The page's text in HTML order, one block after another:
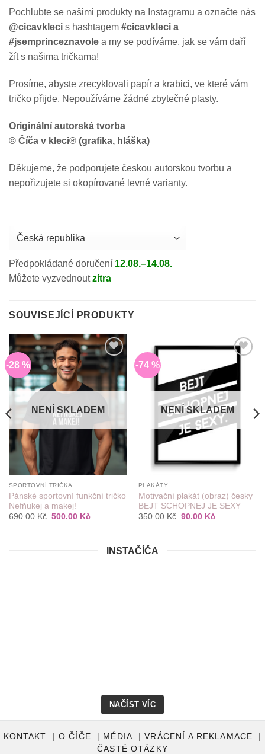
Pochlubte se našimi produkty na Instagramu a označte nás
@cicavkleci s hashtagem #cicavkleci a
#jsemprinceznavole a my se podíváme, jak se vám daří
žít s našima tričkama!
Prosíme, abyste zrecyklovali papír a krabici, ve které vám
tričko přijde. Nepoužíváme žádné zbytečné plasty.
Originální autorská tvorba
© Číča v kleci® (grafika, hláška)
Děkujeme, že podporujete českou autorskou tvorbu a
nepořizujete si okopírované levné varianty.
Country
region:
Předpokládané doručení 12.08.–14.08.
Můžete vyzvednoutzítra
SOUVISEJÍCÍ PRODUKTY
-28 %
Do
seznamu
přání
NENÍ SKLADEM
SPORTOVNÍ TRIČKA
Pánské sportovní funkční tričko
Nefňukej a makej!
690.00Kč Původní
500.00 KčAktuální
-74 %
Do
přání
NENÍ SKLADEM
PLAKÁTY
Motivační plakát (obraz) česky
BEJT SCHOPNEJ JE SEXY
350.00Kč Původní
90.00 KčAktuální
INSTAČÍČA
NAČÍST VÍC
KONTAKT O ČÍČE MÉDIA
VRÁCENÍ A REKLAMACE
ČASTÉ OTÁZKY